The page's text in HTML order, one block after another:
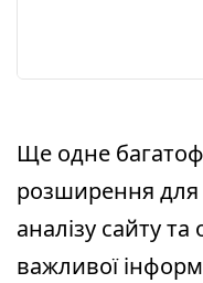
Ще одне
розширення для
аналізу сайту
важливої